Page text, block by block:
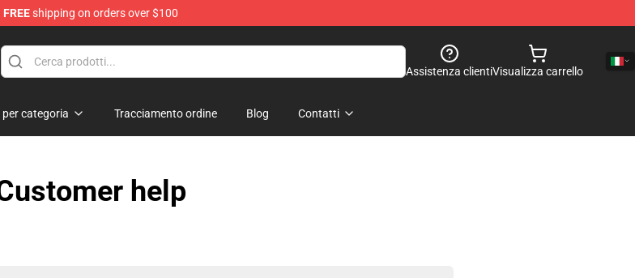
FREEshipping on orders over $100
Assistenza clientiVisualizza carrello
categoria Tracciamento ordine Blog Contatti
help